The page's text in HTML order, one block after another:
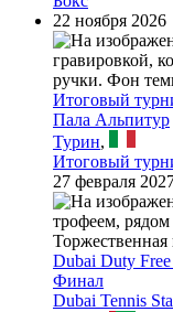
22 ноября 2026
Итоговый
Пала Альпитур
Турин,
Итоговый
27 февраля
Dubai Duty
Финал
Dubai Tennis